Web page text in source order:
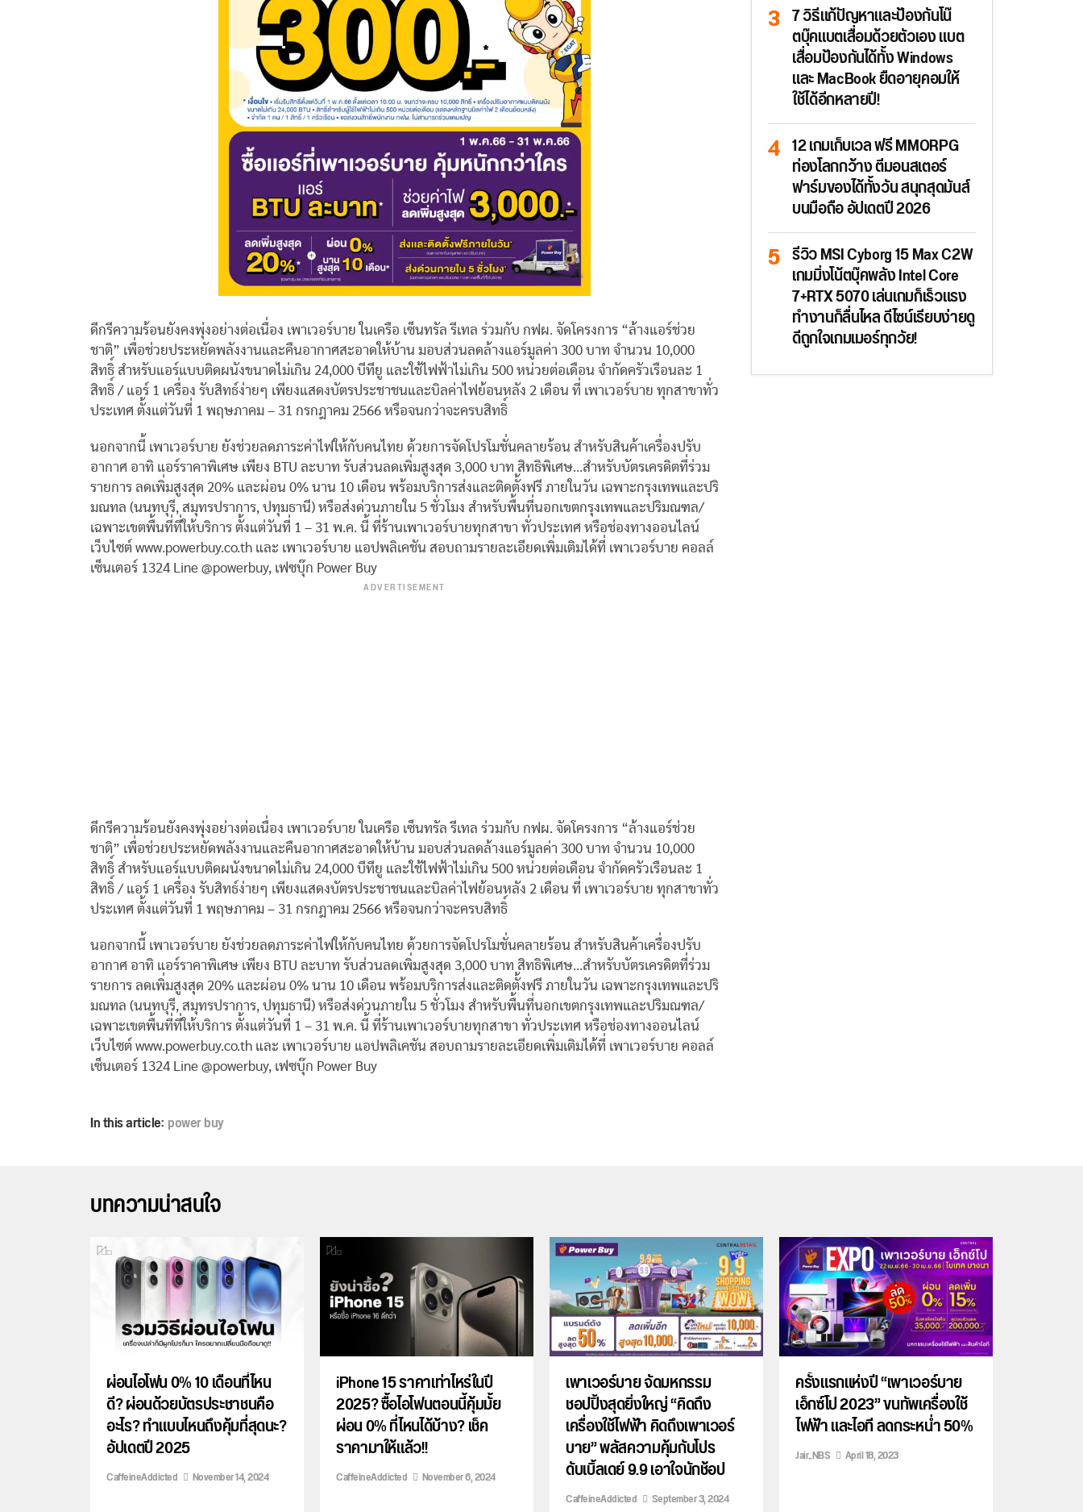
ดีกรีความร้อนยังคงพุ่งอย่างต่อเนื่อง เพาเวอร์บาย ในเครือ เซ็นทรัล รีเทล ร่วมกับ กฟผ. จัดโครงการ “ล้างแอร์ช่วย
ชาติ” เพื่อช่วยประหยัดพลังงานและคืนอากาศสะอาดให้บ้าน มอบส่วนลดล้างแอร์มูลค่า 300 บาท จำนวน 10,000
สิทธิ์ สำหรับแอร์แบบติดผนังขนาดไม่เกิน 24,000 บีทียู และใช้ไฟฟ้าไม่เกิน 500 หน่วยต่อเดือน จำกัดครัวเรือนละ 1
สิทธิ์ / แอร์ 1 เครื่อง รับสิทธ์ง่ายๆ เพียงแสดงบัตรประชาชนและบิลค่าไฟย้อนหลัง 2 เดือน ที่ เพาเวอร์บาย ทุกสาขาทั่ว
ประเทศ ตั้งแต่วันที่ 1 พฤษภาคม – 31 กรกฎาคม 2566 หรือจนกว่าจะครบสิทธิ์
นอกจากนี้ เพาเวอร์บาย ยังช่วยลดภาระค่าไฟให้กับคนไทย ด้วยการจัดโปรโมชั่นคลายร้อน สำหรับสินค้าเครื่องปรับ
อากาศ อาทิ แอร์ราคาพิเศษ เพียง BTU ละบาท รับส่วนลดเพิ่มสูงสุด 3,000 บาท สิทธิพิเศษ…สำหรับบัตรเครดิตที่ร่วม
รายการ ลดเพิ่มสูงสุด 20% และผ่อน 0% นาน 10 เดือน พร้อมบริการส่งและติดตั้งฟรี ภายในวัน เฉพาะกรุงเทพและปริ
มณทล (นนทบุรี, สมุทรปราการ, ปทุมธานี) หรือส่งด่วนภายใน 5 ชั่วโมง สำหรับพื้นที่นอกเขตกรุงเทพและปริมณฑล/
เฉพาะเขตพื้นที่ที่ให้บริการ ตั้งแต่วันที่ 1 – 31 พ.ค. นี้ ที่ร้านเพาเวอร์บายทุกสาขา ทั่วประเทศ หรือช่องทางออนไลน์
เว็บไซต์ www.powerbuy.co.th และ เพาเวอร์บาย แอปพลิเคชัน สอบถามรายละเอียดเพิ่มเติมได้ที่ เพาเวอร์บาย คอลล์
เซ็นเตอร์ 1324 Line @powerbuy, เฟซบุ๊ก Power Buy
ADVERTISEMENT
ดีกรีความร้อนยังคงพุ่งอย่างต่อเนื่อง เพาเวอร์บาย ในเครือ เซ็นทรัล รีเทล ร่วมกับ กฟผ. จัดโครงการ “ล้างแอร์ช่วย
ชาติ” เพื่อช่วยประหยัดพลังงานและคืนอากาศสะอาดให้บ้าน มอบส่วนลดล้างแอร์มูลค่า 300 บาท จำนวน 10,000
สิทธิ์ สำหรับแอร์แบบติดผนังขนาดไม่เกิน 24,000 บีทียู และใช้ไฟฟ้าไม่เกิน 500 หน่วยต่อเดือน จำกัดครัวเรือนละ 1
สิทธิ์ / แอร์ 1 เครื่อง รับสิทธ์ง่ายๆ เพียงแสดงบัตรประชาชนและบิลค่าไฟย้อนหลัง 2 เดือน ที่ เพาเวอร์บาย ทุกสาขาทั่ว
ประเทศ ตั้งแต่วันที่ 1 พฤษภาคม – 31 กรกฎาคม 2566 หรือจนกว่าจะครบสิทธิ์
นอกจากนี้ เพาเวอร์บาย ยังช่วยลดภาระค่าไฟให้กับคนไทย ด้วยการจัดโปรโมชั่นคลายร้อน สำหรับสินค้าเครื่องปรับ
อากาศ อาทิ แอร์ราคาพิเศษ เพียง BTU ละบาท รับส่วนลดเพิ่มสูงสุด 3,000 บาท สิทธิพิเศษ…สำหรับบัตรเครดิตที่ร่วม
รายการ ลดเพิ่มสูงสุด 20% และผ่อน 0% นาน 10 เดือน พร้อมบริการส่งและติดตั้งฟรี ภายในวัน เฉพาะกรุงเทพและปริ
มณทล (นนทบุรี, สมุทรปราการ, ปทุมธานี) หรือส่งด่วนภายใน 5 ชั่วโมง สำหรับพื้นที่นอกเขตกรุงเทพและปริมณฑล/
เฉพาะเขตพื้นที่ที่ให้บริการ ตั้งแต่วันที่ 1 – 31 พ.ค. นี้ ที่ร้านเพาเวอร์บายทุกสาขา ทั่วประเทศ หรือช่องทางออนไลน์
เว็บไซต์ www.powerbuy.co.th และ เพาเวอร์บาย แอปพลิเคชัน สอบถามรายละเอียดเพิ่มเติมได้ที่ เพาเวอร์บาย คอลล์
เซ็นเตอร์ 1324 Line @powerbuy, เฟซบุ๊ก Power Buy
In this article:power buy
7 วิธีแก้ปัญหาและป้องกันโน๊
ตบุ๊คแบตเสื่อมด้วยตัวเอง แบต
เสื่อมป้องกันได้ทั้ง Windows
และ MacBook ยืดอายุคอมให้
ใช้ได้อีกหลายปี!
12 เกมเก็บเวล ฟรี MMORPG
ท่องโลกกว้าง ตีมอนสเตอร์
ฟาร์มของได้ทั้งวัน สนุกสุดมันส์
บนมือถือ อัปเดตปี 2026
รีวิว MSI Cyborg 15 Max C2W
เกมมิ่งโน้ตบุ๊คพลัง Intel Core
7+RTX 5070 เล่นเกมก็เร็วแรง
ทำงานก็ลื่นไหล ดีไซน์เรียบง่ายดู
ดีถูกใจเกมเมอร์ทุกวัย!
บทความน่าสนใจ
ผ่อนไอโฟน 0% 10 เดือนที่ไหน
ดี? ผ่อนด้วยบัตรประชาชนคือ
อะไร? ทำแบบไหนถึงคุ้มที่สุดนะ?
อัปเดตปี 2025
CaffeineAddicted November 14, 2024
iPhone 15 ราคาเท่าไหร่ในปี
2025? ซื้อไอโฟนตอนนี้คุ้มมั้ย
ผ่อน 0% ที่ไหนได้บ้าง? เช็ค
ราคามาให้แล้ว!!
CaffeineAddicted November 6, 2024
เพาเวอร์บาย จัดมหกรรม
ชอปปิ้งสุดยิ่งใหญ่ “คิดถึง
เครื่องใช้ไฟฟ้า คิดถึงเพาเวอร์
บาย” พลัสความคุ้มกับโปร
ดับเบิ้ลเดย์ 9.9 เอาใจนักช้อป
CaffeineAddicted September 3, 2024
ครั้งแรกแห่งปี “เพาเวอร์บาย
เอ็กซ์โป 2023” ขนทัพเครื่องใช้
ไฟฟ้า และไอที ลดกระหน่ำ 50%
Jair_NBS April 18, 2023